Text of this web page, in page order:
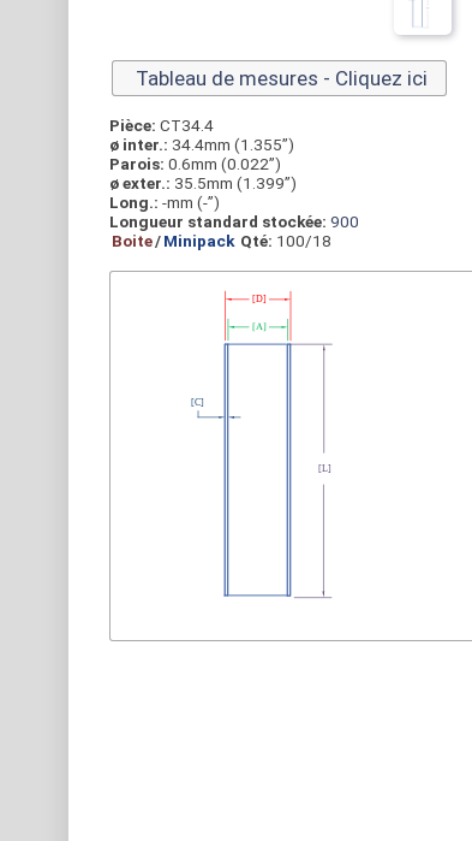
Tableau de mesures - Cliquez ici
Pièce: CT34.4
ø inter.: 34.4mm (1.355”)
Parois: 0.6mm (0.022”)
ø exter.: 35.5mm (1.399”)
Long.: -mm (-”)
Longueur standard stockée: 900
Boite/Minipack Qté: 100/18